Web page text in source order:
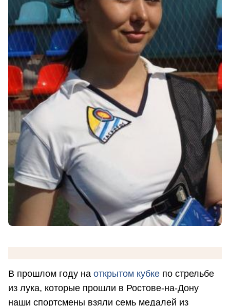
В прошлом году на открытом кубке по стрельбе
из лука, которые прошли в Ростове-на-Дону
наши спортсмены взяли семь медалей из